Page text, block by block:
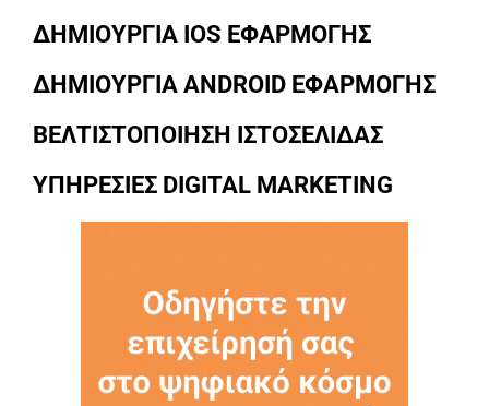
ΔΗΜΙΟΥΡΓΙΑ IOS ΕΦΑΡΜΟΓΗΣ
ΔΗΜΙΟΥΡΓΙΑ ANDROID ΕΦΑΡΜΟΓΗΣ
ΒΕΛΤΙΣΤΟΠΟΙΗΣΗ ΙΣΤΟΣΕΛΙΔΑΣ
ΥΠΗΡΕΣΙΕΣ DIGITAL MARKETING